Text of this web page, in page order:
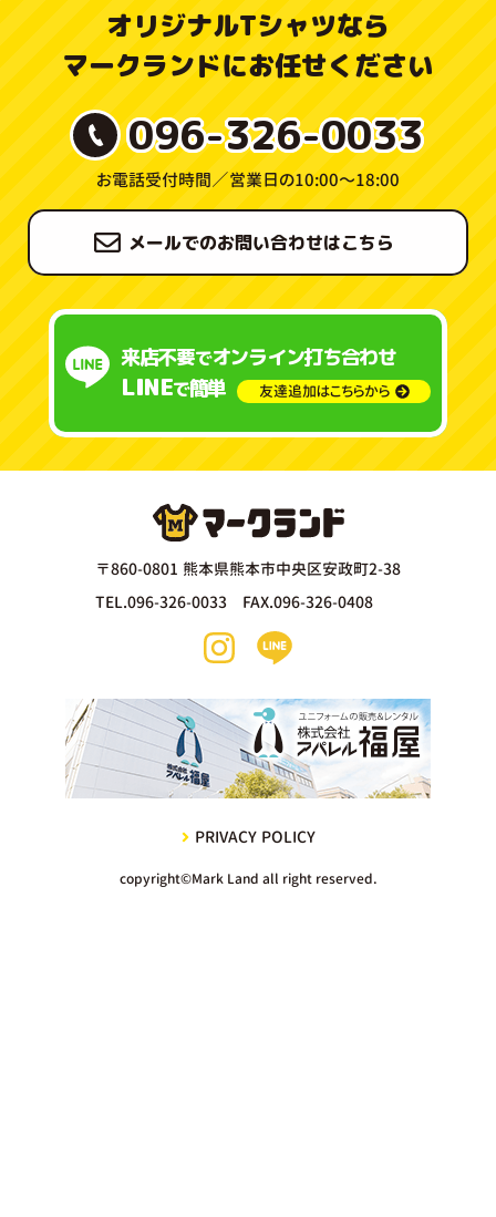
オリジナルTシャツなら
マークランドにお任せください
096-326-0033
お電話受付時間／営業日の10:00〜18:00
メールでのお問い合わせはこちら
来店不要でオンライン打ち合わせ
LINEで簡単 友達追加はこちらから
〒860-0801 熊本県熊本市中央区安政町2-38
TEL.096-326-0033 FAX.096-326-0408
PRIVACY POLICY
copyright©Mark Land all right reserved.